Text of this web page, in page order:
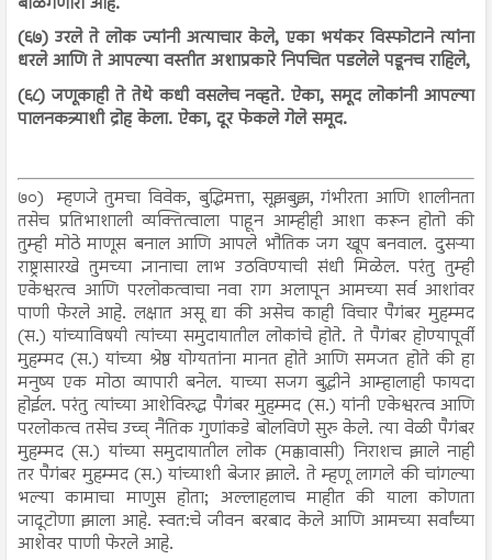
(६७) उरले ते लोक ज्यांनी अत्याचार केले, एका भयंकर विस्फोटाने त्यांना
धरले आणि ते आपल्या वस्तीत अशाप्रकारे निपचित पडलेले पडूनच राहिले,
(६८) जणूकाही ते तेथे कधी वसलेच नव्हते. ऐका, समूद लोकांनी आपल्या
पालनकत्र्याशी द्रोह केला. ऐका, दूर फेकले गेले समूद.
७०) म्हणजे तुमचा विवेक, बुद्धिमत्ता, सूझबुझ, गंभीरता आणि शालीनता
तसेच प्रतिभाशाली व्यक्तित्वाला पाहून आम्हीही आशा करून होतो की
तुम्ही मोठे माणूस बनाल आणि आपले भौतिक जग खूप बनवाल. दुसऱ्या
राष्ट्रासारखे तुमच्या ज्ञानाचा लाभ उठविण्याची संधी मिळेल. परंतु तुम्ही
एकेश्वरत्व आणि परलोकत्वाचा नवा राग अलापून आमच्या सर्व आशांवर
पाणी फेरले आहे. लक्षात असू द्या की असेच काही विचार पैगंबर मुहम्मद
(स.) यांच्याविषयी त्यांच्या समुदायातील लोकांचे होते. ते पैगंबर होण्यापूर्वी
मुहम्मद (स.) यांच्या श्रेष्ठ योग्यतांना मानत होते आणि समजत होते की हा
मनुष्य एक मोठा व्यापारी बनेल. याच्या सजग बुद्धीने आम्हालाही फायदा
होईल. परंतु त्यांच्या आशेविरुद्ध पैगंबर मुहम्मद (स.) यांनी एकेश्वरत्व आणि
परलोकत्व तसेच उच्च् नैतिक गुणांकडे बोलविणे सुरु केले. त्या वेळी पैगंबर
मुहम्मद (स.) यांच्या समुदायातील लोक (मक्कावासी) निराशच झाले नाही
तर पैगंबर मुहम्मद (स.) यांच्याशी बेजार झाले. ते म्हणू लागले की चांगल्या
भल्या कामाचा माणुस होता; अल्लाहलाच माहीत की याला कोणता
जादूटोणा झाला आहे. स्वत:चे जीवन बरबाद केले आणि आमच्या सर्वांच्या
आशेवर पाणी फेरले आहे.